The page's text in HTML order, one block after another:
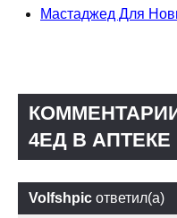
Мастаджед Для
4ЕД В
Volfshpic ответил(а)